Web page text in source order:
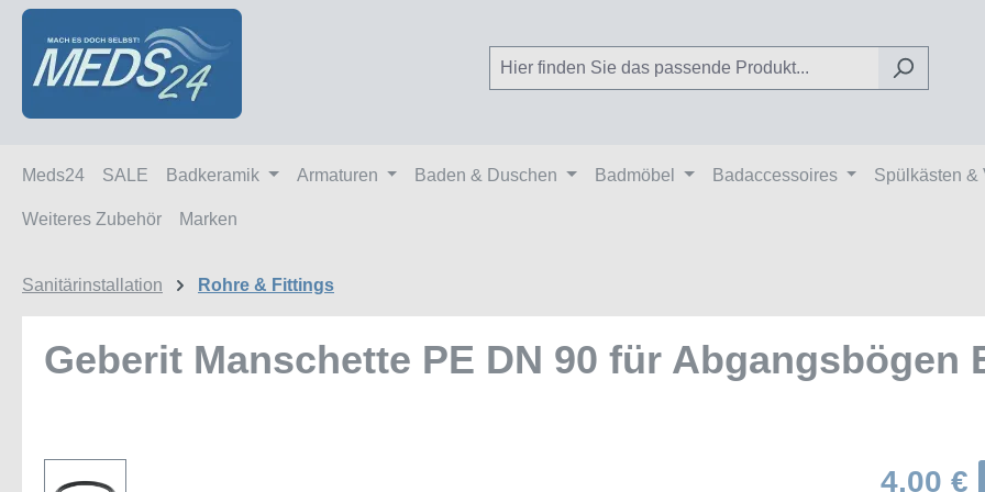
Hauptinhalt springen
Zur Suche springen
Zur Hauptnavigation springen
Meds24 SALE Badkeramik Armaturen Baden & Duschen Badmöbel Badaccessoires Spülkästen &
Weiteres Zubehör Marken
Sanitärinstallation Rohre & Fittings
Geberit Manschette PE DN 90 für Abgangsbögen
4,00 €